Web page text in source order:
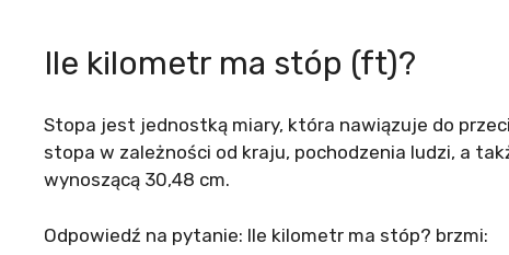
Ile kilometr ma stóp (ft)?
Stopa jest jednostką miary, która nawiązuje do
stopa w zależności od kraju, pochodzenia ludzi, a
wynoszącą 30,48 cm.
Odpowiedź na pytanie: Ile kilometr ma stóp? brzmi: